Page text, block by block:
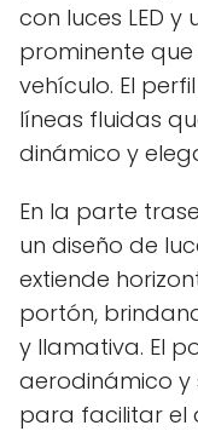
con luces LED
prominente
vehículo. El
líneas fluidas
dinámico y
En la parte
un diseño de
extiende
portón,
y llamativa. El
aerodinámico
para facilitar el